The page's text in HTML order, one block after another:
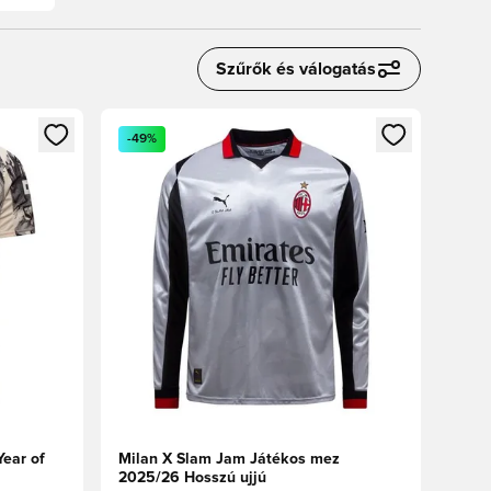
Szűrők és válogatás
vagy a tagként való regisztrációhoz
of
Megnyit egy modált a bejelentkezéshez vagy a
-49%
Milan X Slam Jam Játékos mez
2025/26 Hosszú ujjú